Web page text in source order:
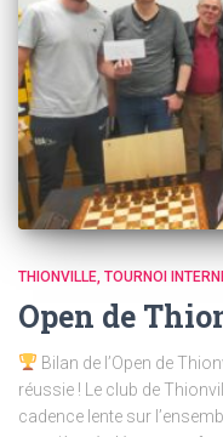
THIONVILLE TOURNOI
Open de
Bilan de l’Open de
réussie ! Le club de
cadence lente sur